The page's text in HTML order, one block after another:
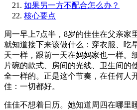
如果另一方不配合怎么办？
核心要点
周一早上7点半，8岁的佳佳在父亲家
就知道接下来该做什么：穿衣服、吃
天一样，跟前一天在妈妈家也一样
片碗的款式、房间的光线、卫生间
全一样的。正是这个节奏，在任何人
佳：一切都好。
佳佳不想着日历。她知道周四在哪里